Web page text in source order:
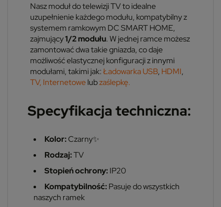
Nasz moduł do telewizji TV to idealne
uzupełnienie każdego modułu, kompatybilny z
systemem ramkowym DC SMART HOME,
zajmujący1/2 modułu. W jednej ramce możesz
zamontować dwa takie gniazda, co daje
możliwość elastycznej konfiguracji z innymi
modułami, takimi jak:Ładowarka USB, HDMI,
TV, Internetowelubzaślepkę.
Specyfikacja techniczna:
Kolor:Czarny✨
Rodzaj:TV
Stopień ochrony: IP20
Kompatybilność: Pasuje do wszystkich
naszych ramek